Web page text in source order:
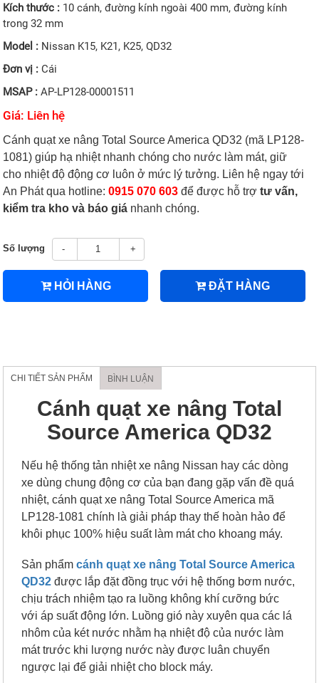
Kích thước : 10 cánh, đường kính ngoài 400 mm, đường kính
trong 32 mm
Model : Nissan K15, K21, K25, QD32
Đơn vị :Cái
MSAP :AP-LP128-00001511
Giá: Liên hệ
Cánh quạt xe nâng Total Source America QD32 (mã LP128-
1081) giúp hạ nhiệt nhanh chóng cho nước làm mát, giữ
cho nhiệt độ động cơ luôn ở mức lý tưởng. Liên hệ ngay tới
An Phát qua hotline:0915 070 603 để được hỗ trợtư vấn,
kiểm tra kho và báo giá nhanh chóng.
Số lượng - +
HỎI HÀNG ĐẶT HÀNG
CHI TIẾT SẢN PHẨM BÌNH LUẬN
Cánh quạt xe nâng Total
Source America QD32
Nếu hệ thống tản nhiệt xe nâng Nissan hay các dòng
xe dùng chung động cơ của bạn đang gặp vấn đề quá
nhiệt, cánh quạt xe nâng Total Source America mã
LP128-1081 chính là giải pháp thay thế hoàn hảo để
khôi phục 100% hiệu suất làm mát cho khoang máy.
Sản phẩmcánh quạt xe nâng Total Source America
QD32 được lắp đặt đồng trục với hệ thống bơm nước,
chịu trách nhiệm tạo ra luồng không khí cưỡng bức
với áp suất động lớn. Luồng gió này xuyên qua các lá
nhôm của két nước nhằm hạ nhiệt độ của nước làm
mát trước khi lượng nước này được luân chuyển
ngược lại để giải nhiệt cho block máy.